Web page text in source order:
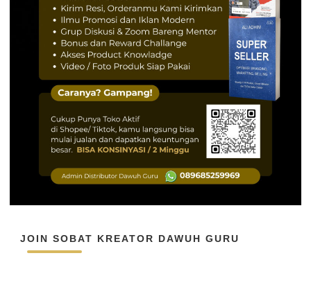
JOIN SOBAT KREATOR DAWUH GURU